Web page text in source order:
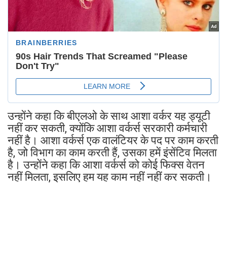
उन्होंने कहा कि बीएलओ के साथ आशा वर्कर यह ड्यूटी
नहीं कर सकती, क्योंकि आशा वर्कर्स सरकारी कर्मचारी
नहीं है। आशा वर्कर्स एक वालंटियर के पद पर काम करती
है, जो विभाग का काम करती हैं, उसका हमें इंसेंटिव मिलता
है। उन्होंने कहा कि आशा वर्कर्स को कोई फिक्स वेतन
नहीं मिलता, इसलिए हम यह काम नहीं नहीं कर सकती।